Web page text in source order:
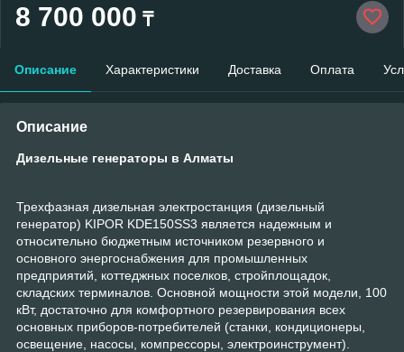
8 700 000 ₸
Описание Характеристики Доставка Оплата
Описание
Дизельные генераторы в Алматы
Трехфазная дизельная электростанция (дизельный
генератор) KIPOR KDE150SS3 является надежным и
относительно бюджетным источником резервного и
основного энергоснабжения для промышленных
предприятий, коттеджных поселков, стройплощадок,
складских терминалов. Основной мощности этой модели, 100
кВт, достаточно для комфортного резервирования всех
основных приборов-потребителей (станки, кондиционеры,
освещение, насосы, компрессоры, электроинструмент).